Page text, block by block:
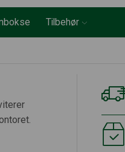
Tilbehør